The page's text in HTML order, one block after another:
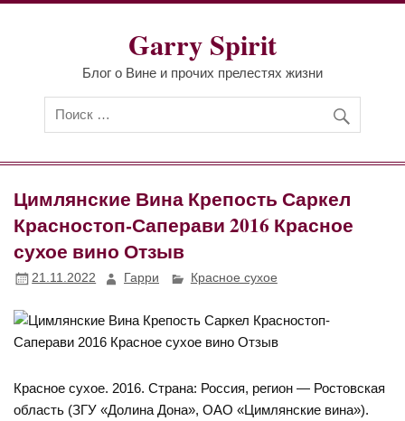
Перейти
Garry Spirit
Блог о Вине и прочих прелестях жизни
Цимлянские Вина Крепость Саркел
Красностоп-Саперави 2016 Красное
сухое вино Отзыв
21.11.2022 Гарри Красное сухое
Красное сухое. 2016. Страна: Россия, регион — Ростовская
область (ЗГУ «Долина Дона», ОАО «Цимлянские вина»).